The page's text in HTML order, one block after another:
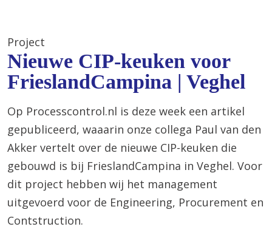
Project
Nieuwe CIP-keuken voor
FrieslandCampina | Veghel
Op Processcontrol.nl is deze week een artikel
gepubliceerd, waaarin onze collega Paul van den
Akker vertelt over de nieuwe CIP-keuken die
gebouwd is bij FrieslandCampina in Veghel. Voor
dit project hebben wij het management
uitgevoerd voor de Engineering, Procurement en
Contstruction.